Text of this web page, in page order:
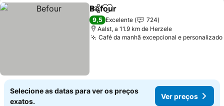
PartilharAdicionar aos favoritos
Befour
9,5 Excelente
724
Aalst, a 11.9 km de Herzele
Café da manhã excepcional e personalizado
Selecione as datas para ver os preços
exatos.
Ver preços